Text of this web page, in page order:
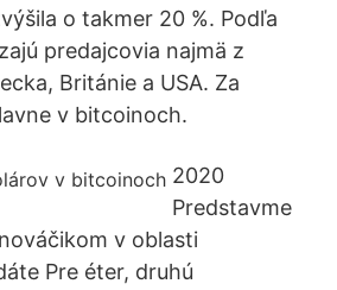
o takmer 20 %. Podľa
predajcovia najmä z
Británie a USA. Za
v bitcoinoch.
2020
Predstavme
v oblasti
Pre éter, druhú